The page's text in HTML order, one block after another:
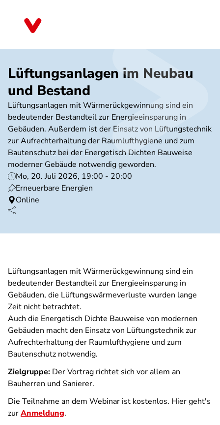
Lüftungsanlagen im Neubau
und Bestand
Lüftungsanlagen mit Wärmerückgewinnung sind ein
bedeutender Bestandteil zur Energieeinsparung in
Gebäuden. Außerdem ist der Einsatz von Lüftungstechnik
zur Aufrechterhaltung der Raumlufthygiene und zum
Bautenschutz bei der Energetisch Dichten Bauweise
moderner Gebäude notwendig geworden.
Mo, 20. Juli 2026, 19:00 - 20:00
Erneuerbare Energien
Online
Lüftungsanlagen mit Wärmerückgewinnung sind ein
bedeutender Bestandteil zur Energieeinsparung in
Gebäuden, die Lüftungswärmeverluste wurden lange
Zeit nicht betrachtet.
Auch die Energetisch Dichte Bauweise von modernen
Gebäuden macht den Einsatz von Lüftungstechnik zur
Aufrechterhaltung der Raumlufthygiene und zum
Bautenschutz notwendig.
Zielgruppe: Der Vortrag richtet sich vor allem an
Bauherren und Sanierer.
Die Teilnahme an dem Webinar ist kostenlos. Hier geht's
zurAnmeldung.